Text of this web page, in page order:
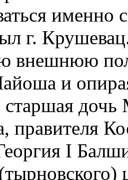
именно
г.
внешнюю
и
старшая
правителя
I